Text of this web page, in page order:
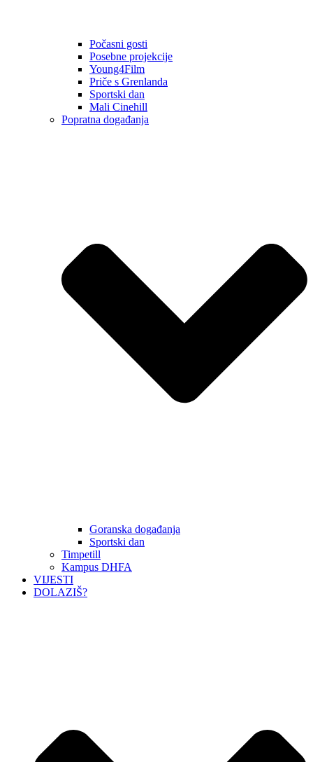
Počasni gosti
Posebne projekcije
Young4Film
Priče s Grenlanda
Sportski dan
Mali Cinehill
Popratna događanja
Goranska događanja
Sportski dan
Timpetill
Kampus DHFA
VIJESTI
DOLAZIŠ?